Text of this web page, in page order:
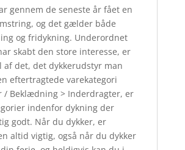
gennem de seneste år fået en
og det gælder både
og fridykning. Underordnet
skabt den store interesse, er
af det, det dykkerudstyr man
eftertragtede varekategori
/ Beklædning > Inderdragter, er
indenfor dykning der
godt. Når du dykker, er
altid vigtig, også når du dykker